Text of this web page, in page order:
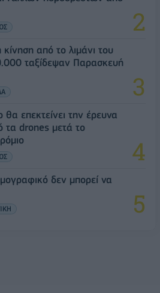
από το λιμάνι του
ταξίδεψαν Παρασκευή
θα επεκτείνει την έρευνα
τα drones μετά το
δεν μπορεί να